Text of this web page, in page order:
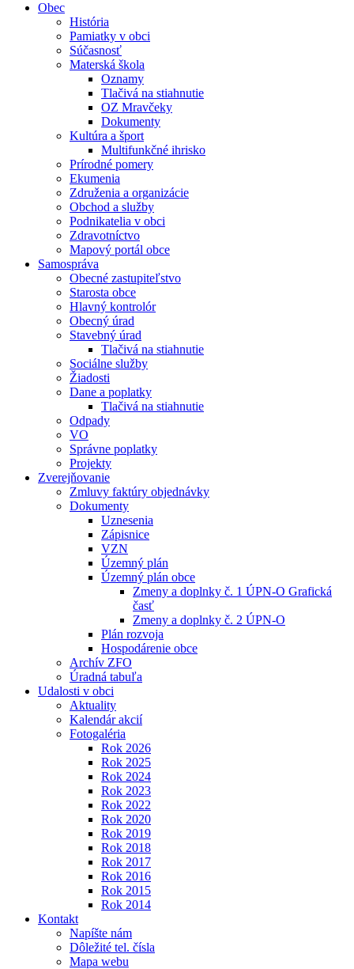
Obec
História
Pamiatky v obci
Súčasnosť
Materská škola
Oznamy
Tlačivá na stiahnutie
OZ Mravčeky
Dokumenty
Kultúra a šport
Multifunkčné ihrisko
Prírodné pomery
Ekumenia
Združenia a organizácie
Obchod a služby
Podnikatelia v obci
Zdravotníctvo
Mapový portál obce
Samospráva
Obecné zastupiteľstvo
Starosta obce
Hlavný kontrolór
Obecný úrad
Stavebný úrad
Tlačivá na stiahnutie
Sociálne služby
Žiadosti
Dane a poplatky
Tlačivá na stiahnutie
Odpady
VO
Správne poplatky
Projekty
Zverejňovanie
Zmluvy faktúry objednávky
Dokumenty
Uznesenia
Zápisnice
VZN
Územný plán
Územný plán obce
Zmeny a doplnky č. 1 ÚPN-O Grafická
časť
Zmeny a doplnky č. 2 ÚPN-O
Plán rozvoja
Hospodárenie obce
Archív ZFO
Úradná tabuľa
Udalosti v obci
Aktuality
Kalendár akcií
Fotogaléria
Rok 2026
Rok 2025
Rok 2024
Rok 2023
Rok 2022
Rok 2020
Rok 2019
Rok 2018
Rok 2017
Rok 2016
Rok 2015
Rok 2014
Kontakt
Napíšte nám
Dôležité tel. čísla
Mapa webu